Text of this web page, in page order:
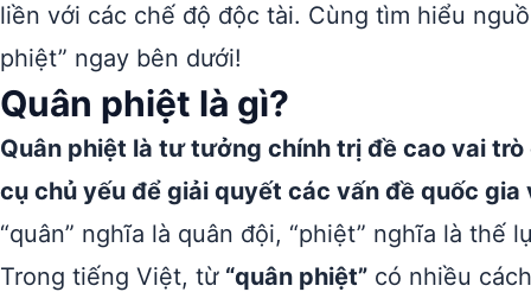
liền với các chế độ độc tài. Cùng tìm hiểu
phiệt” ngay bên dưới!
Quân phiệt là gì?
Quân phiệt là tư tưởng chính trị đề cao vai
cụ chủ yếu để giải quyết các vấn đề quốc gia
“quân” nghĩa là quân đội, “phiệt” nghĩa là thế
Trong tiếng Việt, từ “quân phiệt” có nhiều